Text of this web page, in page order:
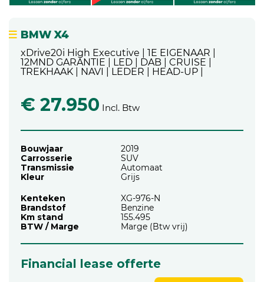
BMW X4
xDrive20i High Executive | 1E EIGENAAR |
12MND GARANTIE | LED | DAB | CRUISE |
TREKHAAK | NAVI | LEDER | HEAD-UP |
€ 27.950 Incl. Btw
Bouwjaar
2019
Carrosserie
SUV
Transmissie
Automaat
Kleur
Grijs
Kenteken
XG-976-N
Brandstof
Benzine
Km stand
155.495
BTW / Marge
Marge (Btw vrij)
Financial lease offerte